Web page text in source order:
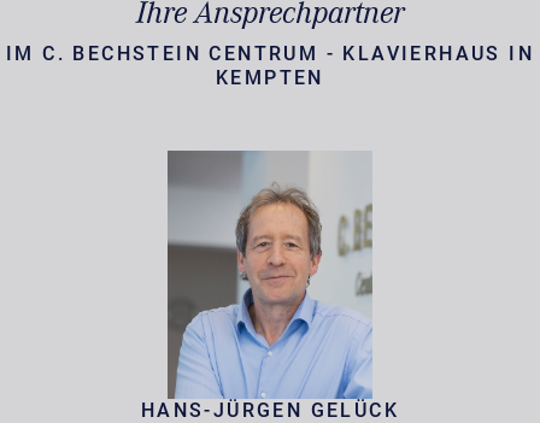
Ihre Ansprechpartner
IM C. BECHSTEIN CENTRUM - KLAVIERHAUS IN
KEMPTEN
HANS-JÜRGEN GELÜCK